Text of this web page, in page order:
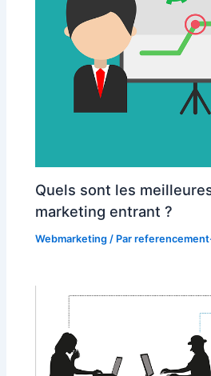
Quels sont les
marketing entrant ?
Webmarketing / Par